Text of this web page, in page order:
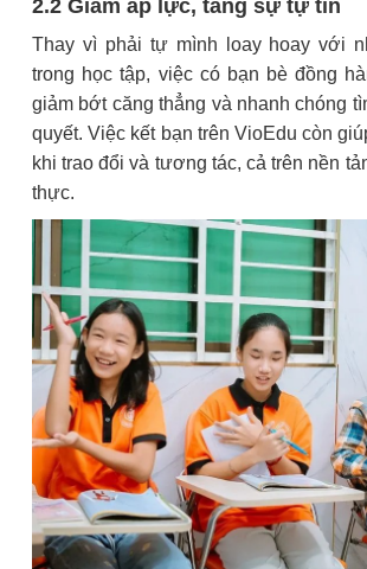
2.2 Giảm áp lực, tăng sự tự tin
Thay vì phải tự mình loay hoay với
trong học tập, việc có bạn bè đồng
giảm bớt căng thẳng và nhanh chóng
quyết. Việc kết bạn trên VioEdu còn
khi trao đổi và tương tác, cả trên nền
thực.